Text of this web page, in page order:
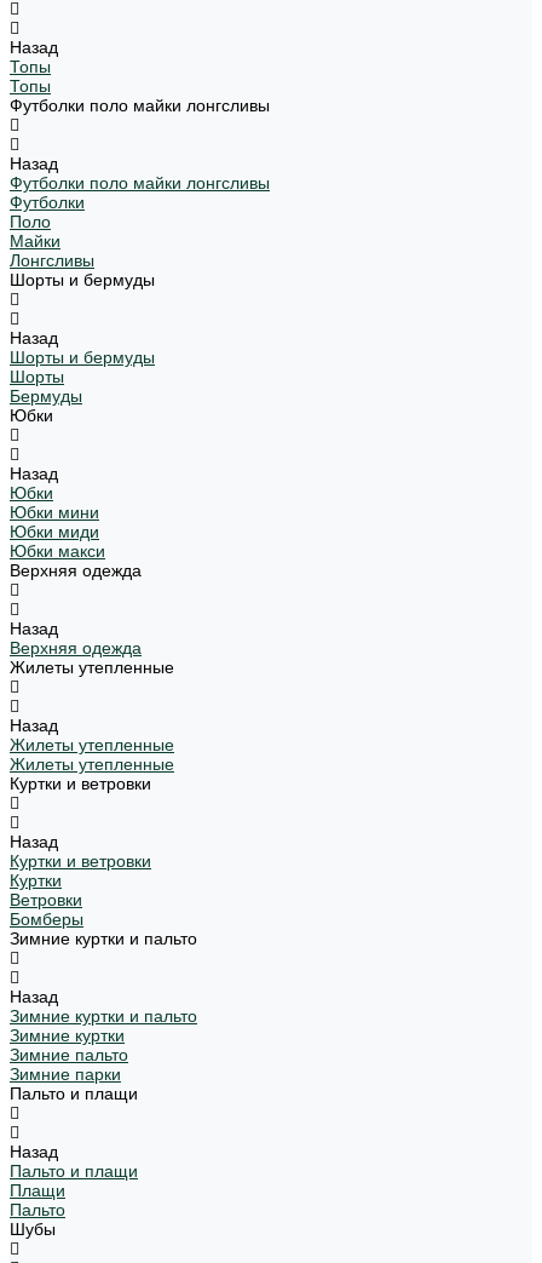
Назад
Топы
Топы
Футболки поло майки лонгсливы
Назад
Футболки поло майки лонгсливы
Футболки
Поло
Майки
Лонгсливы
Шорты и бермуды
Назад
Шорты и бермуды
Шорты
Бермуды
Юбки
Назад
Юбки
Юбки мини
Юбки миди
Юбки макси
Верхняя одежда
Назад
Верхняя одежда
Жилеты утепленные
Назад
Жилеты утепленные
Жилеты утепленные
Куртки и ветровки
Назад
Куртки и ветровки
Куртки
Ветровки
Бомберы
Зимние куртки и пальто
Назад
Зимние куртки и пальто
Зимние куртки
Зимние пальто
Зимние парки
Пальто и плащи
Назад
Пальто и плащи
Плащи
Пальто
Шубы